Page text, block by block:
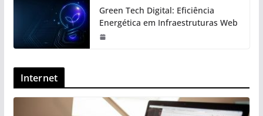
Green Tech Digital: Eficiência
Energética em Infraestruturas Web
Internet